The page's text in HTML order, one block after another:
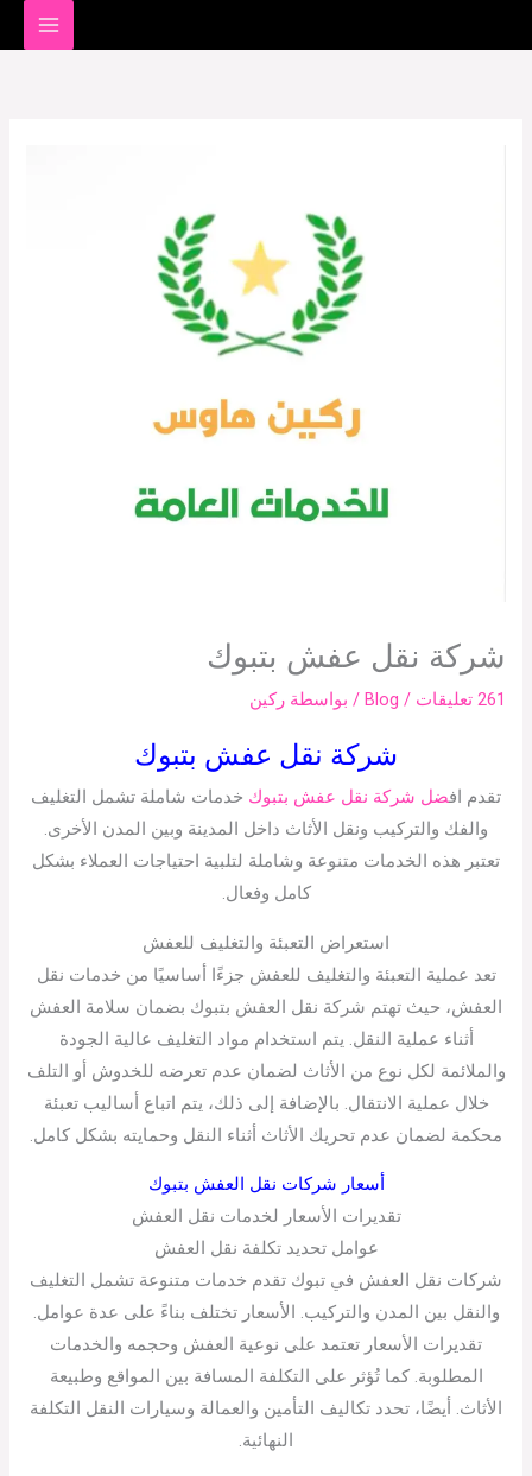
إلى
شركة نقل عفش بتبوك
261 تعليقات /
Blog / بواسطة ركين
شركة نقل عفش بتبوك
تقدم افضل شركة نقل عفش بتبوك خدمات شاملة تشمل التغليف
والفك والتركيب ونقل الأثاث داخل المدينة وبين المدن الأخرى.
تعتبر هذه الخدمات متنوعة وشاملة لتلبية احتياجات العملاء بشكل
كامل وفعال.
استعراض التعبئة والتغليف للعفش
تعد عملية التعبئة والتغليف للعفش جزءًا أساسيًا من خدمات نقل
العفش، حيث تهتم شركة نقل العفش بتبوك بضمان سلامة العفش
أثناء عملية النقل. يتم استخدام مواد التغليف عالية الجودة
والملائمة لكل نوع من الأثاث لضمان عدم تعرضه للخدوش أو التلف
خلال عملية الانتقال. بالإضافة إلى ذلك، يتم اتباع أساليب تعبئة
محكمة لضمان عدم تحريك الأثاث أثناء النقل وحمايته بشكل كامل.
أسعار شركات نقل العفش بتبوك
تقديرات الأسعار لخدمات نقل العفش
عوامل تحديد تكلفة نقل العفش
شركات نقل العفش في تبوك تقدم خدمات متنوعة تشمل التغليف
والنقل بين المدن والتركيب. الأسعار تختلف بناءً على عدة عوامل.
تقديرات الأسعار تعتمد على نوعية العفش وحجمه والخدمات
المطلوبة. كما تُؤثر على التكلفة المسافة بين المواقع وطبيعة
الأثاث. أيضًا، تحدد تكاليف التأمين والعمالة وسيارات النقل التكلفة
النهائية.